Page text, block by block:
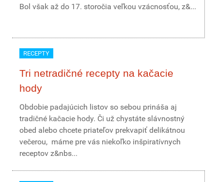
Bol však až do 17. storočia veľkou vzácnosťou, z&...
RECEPTY
Tri netradičné recepty na kačacie
hody
Obdobie padajúcich listov so sebou prináša aj
tradičné kačacie hody. Či už chystáte slávnostný
obed alebo chcete priateľov prekvapiť delikátnou
večerou, máme pre vás niekoľko inšpiratívnych
receptov z&nbs...